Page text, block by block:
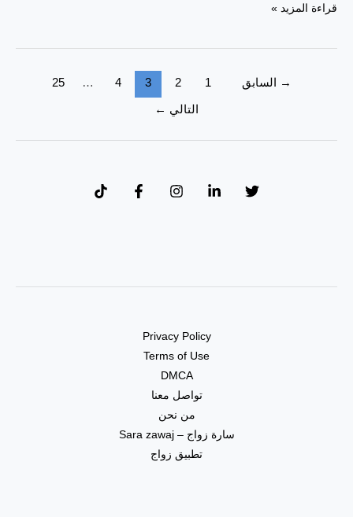
زواج
ثريات
قراءة المزيد »
→ السابق 1
2
3
4
…
25
التالي ←
Privacy Policy
Terms of Use
DMCA
تواصل معنا
من نحن
سارة زواج – Sara zawaj
تطبيق زواج